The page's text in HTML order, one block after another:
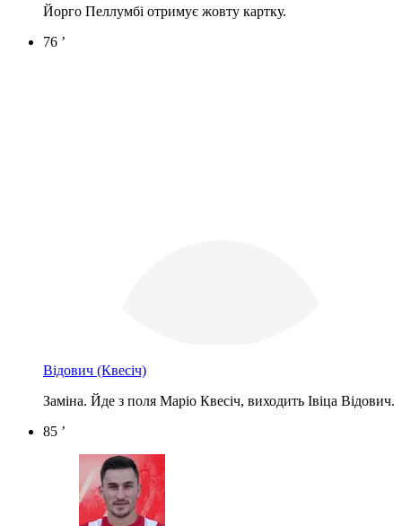
Йорго Пеллумбі отримує жовту картку.
76 ’
Відович (Квесіч)
Заміна. Йде з поля Маріо Квесіч, виходить Івіца Відович.
85 ’